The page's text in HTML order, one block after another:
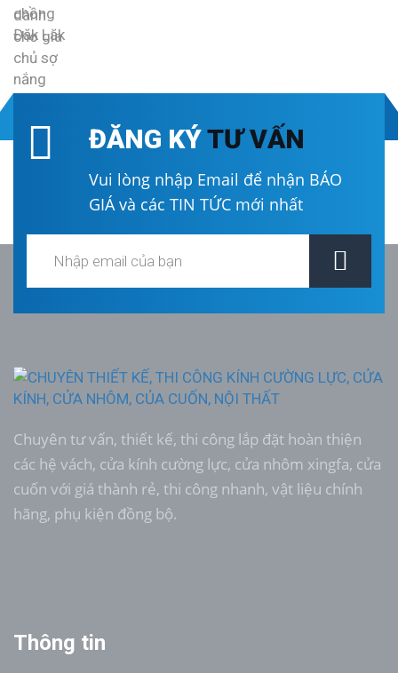
ĐĂNG KÝTƯ VẤN
Vui lòng nhập Email để nhận BÁO
GIÁ và các TIN TỨC mới nhất
Chuyên tư vấn, thiết kế, thi công lắp đặt hoàn thiện
các hệ vách, cửa kính cường lực, cửa nhôm xingfa, cửa
cuốn với giá thành rẻ, thi công nhanh, vật liệu chính
hãng, phụ kiện đồng bộ.
Thông tin